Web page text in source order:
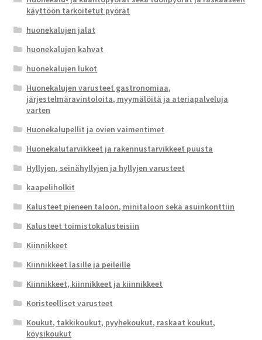
käyttöön tarkoitetut pyörät
huonekalujen jalat
huonekalujen kahvat
huonekalujen lukot
Huonekalujen varusteet gastronomiaa,
järjestelmäravintoloita, myymälöitä ja ateriapalveluja
varten
Huonekalupellit ja ovien vaimentimet
Huonekalutarvikkeet ja rakennustarvikkeet puusta
Hyllyjen, seinähyllyjen ja hyllyjen varusteet
kaapeliholkit
Kalusteet pieneen taloon, minitaloon sekä asuinkonttiin
Kalusteet toimistokalusteisiin
Kiinnikkeet
Kiinnikkeet lasille ja peileille
Kiinnikkeet, kiinnikkeet ja kiinnikkeet
Koristeelliset varusteet
Koukut, takkikoukut, pyyhekoukut, raskaat koukut,
köysikoukut